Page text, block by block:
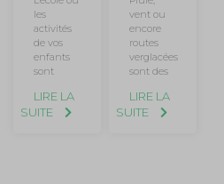
les
activités
de vos
enfants
sont
LIRE LA
SUITE
vent ou
encore
routes
verglacées
sont des
LIRE LA
SUITE